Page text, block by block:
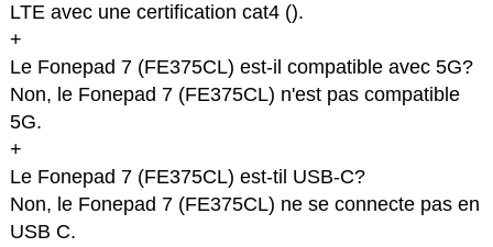
LTE avec une certification cat4 ().
+
Le Fonepad 7 (FE375CL) est-il compatible avec 5G?
Non, le Fonepad 7 (FE375CL) n'est pas compatible
5G.
+
Le Fonepad 7 (FE375CL) est-til USB-C?
Non, le Fonepad 7 (FE375CL) ne se connecte pas en
USB C.